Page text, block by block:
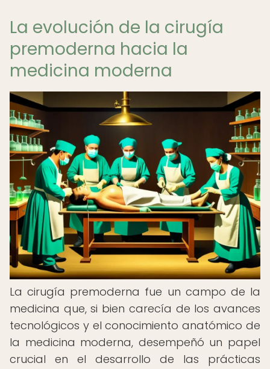
La evolución de la cirugía
premoderna hacia la
medicina moderna
La cirugía premoderna fue un campo de la
medicina que, si bien carecía de los avances
tecnológicos y el conocimiento anatómico de
la medicina moderna, desempeñó un papel
crucial en el desarrollo de las prácticas